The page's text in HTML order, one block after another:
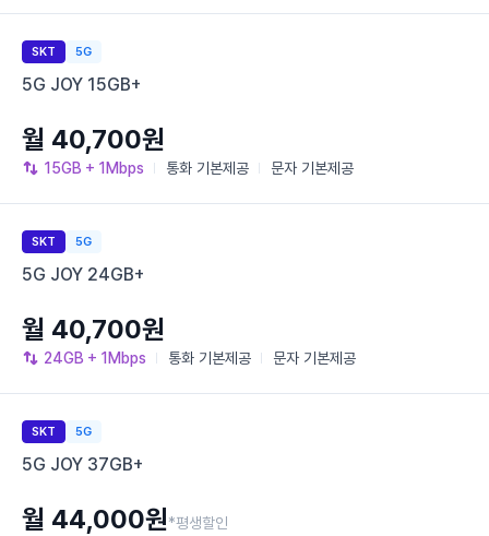
SKT 5G
5G JOY 15GB+
15GB + 1Mbps 통화 기본제공 문자 기본제공
월 40,700원
SKT 5G
5G JOY 24GB+
24GB + 1Mbps 통화 기본제공 문자 기본제공
월 40,700원
SKT 5G
5G JOY 37GB+
월 44,000원*평생할인